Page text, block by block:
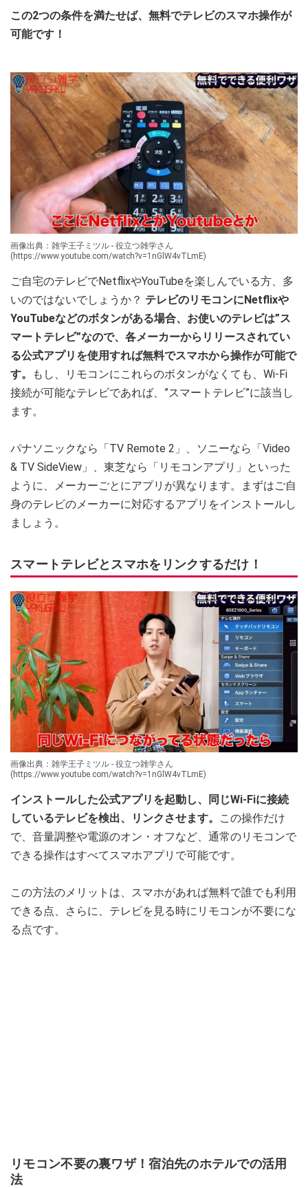
この2つの条件を満たせば、無料でテレビのスマホ操作が
可能です！
画像出典：雑学王子ミツル - 役立つ雑学さん
(https://www.youtube.com/watch?v=1nGlW4vTLmE)
ご自宅のテレビでNetflixやYouTubeを楽しんでいる方、多
いのではないでしょうか？ テレビのリモコンにNetflixや
YouTubeなどのボタンがある場合、お使いのテレビは”ス
マートテレビ”なので、各メーカーからリリースされてい
る公式アプリを使用すれば無料でスマホから操作が可能で
す。
もし、リモコンにこれらのボタンがなくても、Wi-Fi
接続が可能なテレビであれば、”スマートテレビ”に該当し
ます。
パナソニックなら「TV Remote 2」、ソニーなら「Video
& TV SideView」、東芝なら「リモコンアプリ」といった
ように、メーカーごとにアプリが異なります。まずはご自
身のテレビのメーカーに対応するアプリをインストールし
ましょう。
スマートテレビとスマホをリンクするだけ！
画像出典：雑学王子ミツル - 役立つ雑学さん
(https://www.youtube.com/watch?v=1nGlW4vTLmE)
インストールした公式アプリを起動し、同じWi-Fiに接続
しているテレビを検出、リンクさせます。
この操作だけ
で、音量調整や電源のオン・オフなど、通常のリモコンで
できる操作はすべてスマホアプリで可能です。
この方法のメリットは、スマホがあれば無料で誰でも利用
できる点、さらに、テレビを見る時にリモコンが不要にな
る点です。
リモコン不要の裏ワザ！宿泊先のホテルでの活用
法